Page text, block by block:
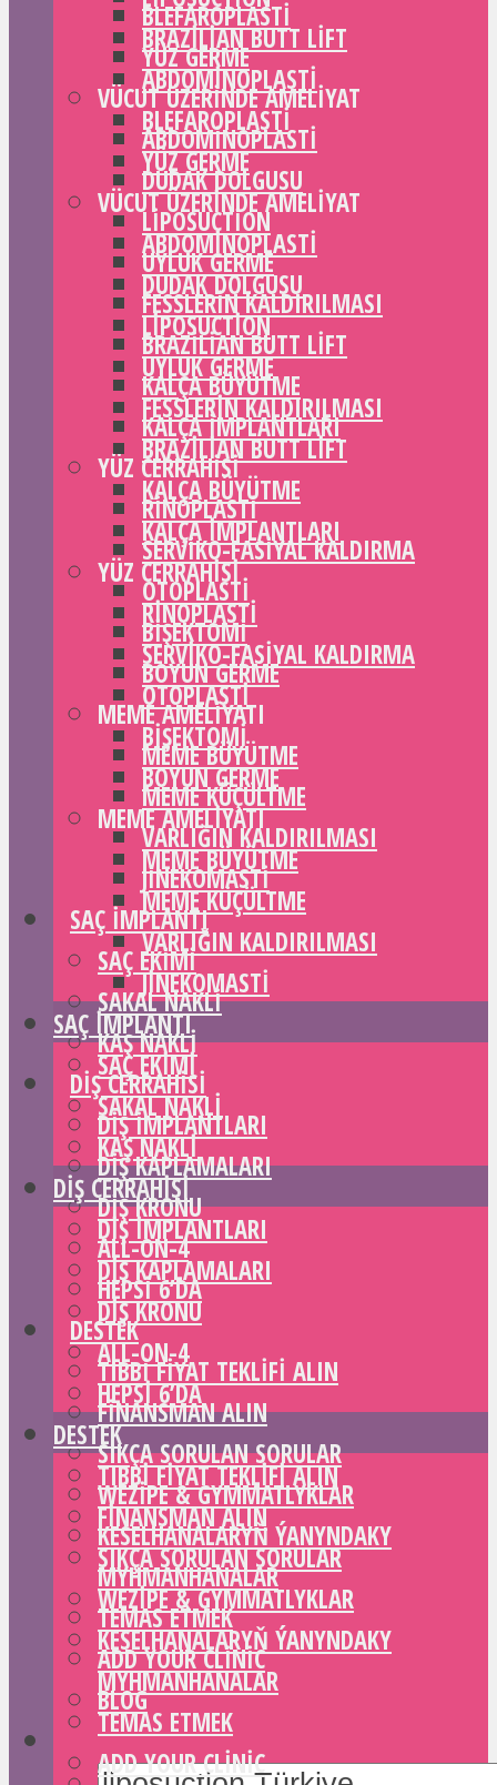
BLEFAROPLASTI
YÜZ GERME
VÜCUT ÜZERINDE AMELIYAT
ABDOMINOPLASTI
DUDAK DOLGUSU
LIPOSUCTION
UYLUK GERME
FESSLERIN KALDIRILMASI
BRAZILIAN BUTT LIFT
KALÇA BÜYÜTME
KALÇA IMPLANTLARI
YÜZ CERRAHISI
RINOPLASTI
SERVIKO-FASIYAL KALDIRMA
OTOPLASTI
BIŞEKTOMI
BOYUN GERME
MEME AMELIYATI
MEME BÜYÜTME
MEME KÜÇÜLTME
VARLIĞIN KALDIRILMASI
JINEKOMASTI
SAÇ IMPLANTI
SAÇ EKIMI
SAKAL NAKLI
KAŞ NAKLI
DIŞ CERRAHISI
DIŞ IMPLANTLARI
DIŞ KAPLAMALARI
DIŞ KRONU
ALL-ON-4
HEPSI 6’DA
DESTEK
TIBBI FIYAT TEKLIFI ALIN
FINANSMAN ALIN
SIKÇA SORULAN SORULAR
WEZIPE & GYMMATLYKLAR
KESELHANALARYŇ ÝANYNDAKY
MYHMANHANALAR
TEMAS ETMEK
ADD YOUR CLINIC
BLOG
BRAZILIAN BUTT LIFT
ABDOMINOPLASTI
BLEFAROPLASTI
YÜZ GERME
VÜCUT ÜZERINDE AMELIYAT
ABDOMINOPLASTI
DUDAK DOLGUSU
LIPOSUCTION
UYLUK GERME
FESSLERIN KALDIRILMASI
BRAZILIAN BUTT LIFT
KALÇA BÜYÜTME
KALÇA IMPLANTLARI
YÜZ CERRAHISI
RINOPLASTI
SERVIKO-FASIYAL KALDIRMA
OTOPLASTI
BIŞEKTOMI
BOYUN GERME
MEME AMELIYATI
MEME BÜYÜTME
MEME KÜÇÜLTME
VARLIĞIN KALDIRILMASI
JINEKOMASTI
SAÇ IMPLANTI
SAÇ EKIMI
SAKAL NAKLI
KAŞ NAKLI
DIŞ CERRAHISI
DIŞ IMPLANTLARI
DIŞ KAPLAMALARI
DIŞ KRONU
ALL-ON-4
HEPSI 6’DA
DESTEK
TIBBI FIYAT TEKLIFI ALIN
FINANSMAN ALIN
SIKÇA SORULAN SORULAR
WEZIPE & GYMMATLYKLAR
KESELHANALARYŇ ÝANYNDAKY
MYHMANHANALAR
TEMAS ETMEK
ADD YOUR CLINIC